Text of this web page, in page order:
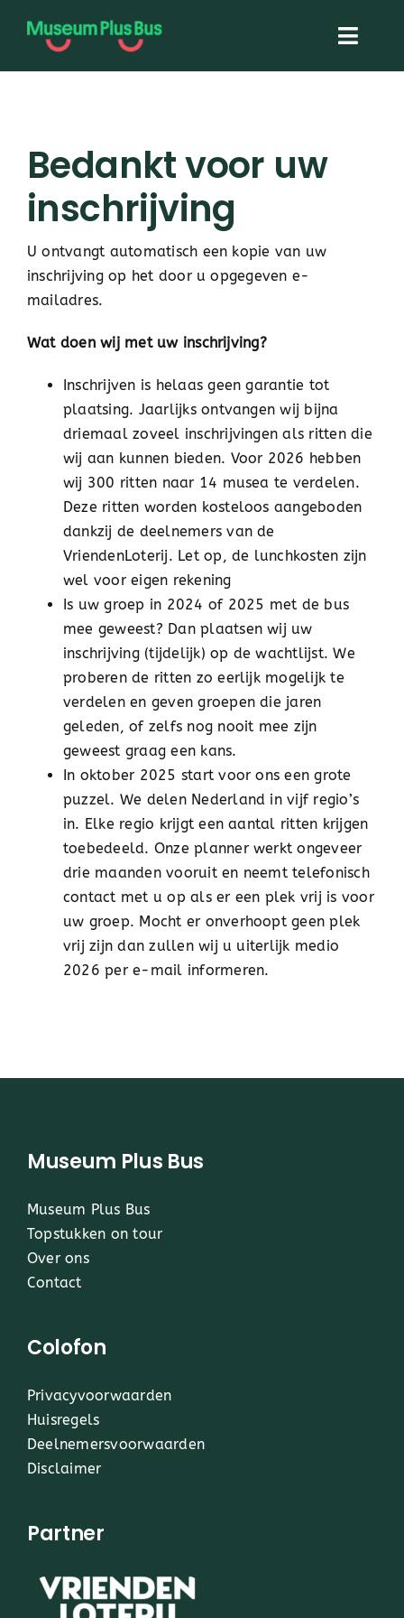
Museum Plus Bus
Topstukken On Tour
Over ons
Contact
Bedankt voor uw
inschrijving
U ontvangt automatisch een kopie van uw
inschrijving op het door u opgegeven e-
mailadres.
Wat doen wij met uw inschrijving?
Inschrijven is helaas geen garantie tot
plaatsing. Jaarlijks ontvangen wij bijna
driemaal zoveel inschrijvingen als ritten die
wij aan kunnen bieden. Voor 2026 hebben
wij 300 ritten naar 14 musea te verdelen.
Deze ritten worden kosteloos aangeboden
dankzij de deelnemers van de
VriendenLoterij. Let op, de lunchkosten zijn
wel voor eigen rekening
Is uw groep in 2024 of 2025 met de bus
mee geweest? Dan plaatsen wij uw
inschrijving (tijdelijk) op de wachtlijst. We
proberen de ritten zo eerlijk mogelijk te
verdelen en geven groepen die jaren
geleden, of zelfs nog nooit mee zijn
geweest graag een kans.
In oktober 2025 start voor ons een grote
puzzel. We delen Nederland in vijf regio’s
in. Elke regio krijgt een aantal ritten krijgen
toebedeeld. Onze planner werkt ongeveer
drie maanden vooruit en neemt telefonisch
contact met u op als er een plek vrij is voor
uw groep. Mocht er onverhoopt geen plek
vrij zijn dan zullen wij u uiterlijk medio
2026 per e-mail informeren.
Museum Plus Bus
Museum Plus Bus
Topstukken on tour
Over ons
Contact
Colofon
Privacyvoorwaarden
Huisregels
Deelnemersvoorwaarden
Disclaimer
Partner